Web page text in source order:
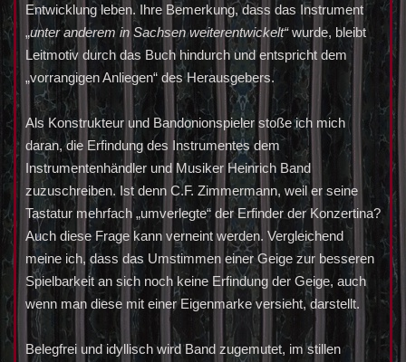
Entwicklung leben. Ihre Bemerkung, dass das Instrument
„unter anderem in Sachsen weiterentwickelt“wurde, bleibt
Leitmotiv durch das Buch hindurch und entspricht dem
„vorrangigen Anliegen“ des Herausgebers.
Als Konstrukteur und Bandonionspieler stoße ich mich
daran, die Erfindung des Instrumentes dem
Instrumentenhändler und Musiker Heinrich Band
zuzuschreiben. Ist denn C.F. Zimmermann, weil er seine
Tastatur mehrfach „umverlegte“ der Erfinder der Konzertina?
Auch diese Frage kann verneint werden. Vergleichend
meine ich, dass das Umstimmen einer Geige zur besseren
Spielbarkeit an sich noch keine Erfindung der Geige, auch
wenn man diese mit einer Eigenmarke versieht, darstellt.
Belegfrei und idyllisch wird Band zugemutet, im stillen